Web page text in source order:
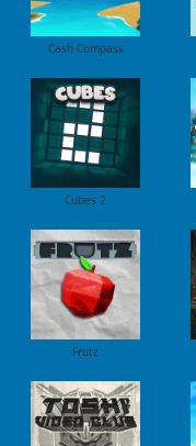
Cash Compass
Cubes 2
Frutz